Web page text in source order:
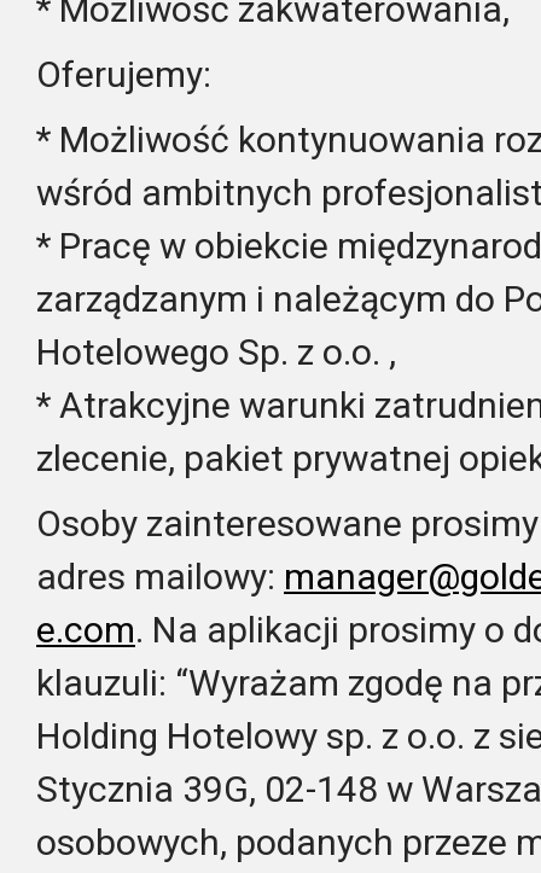
* Możliwość zakwaterowania,
Oferujemy:
* Możliwość kontynuowania
wśród ambitnych
* Pracę w obiekcie
zarządzanym i należącym do
Hotelowego Sp. z o.o. ,
* Atrakcyjne warunki
zlecenie, pakiet prywatnej
Osoby zainteresowane
adres mailowy:
e.com. Na aplikacji prosimy o
klauzuli: “Wyrażam zgodę na
Holding Hotelowy sp. z o.o. z
Stycznia 39G, 02-148 w
osobowych, podanych przeze